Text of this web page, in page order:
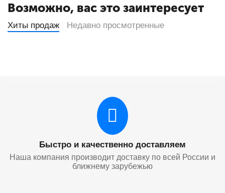
Возможно, вас это заинтересует
Хиты продаж Недавно просмотренные
Быстро и качественно доставляем
Наша компания производит доставку по всей России и
ближнему зарубежью